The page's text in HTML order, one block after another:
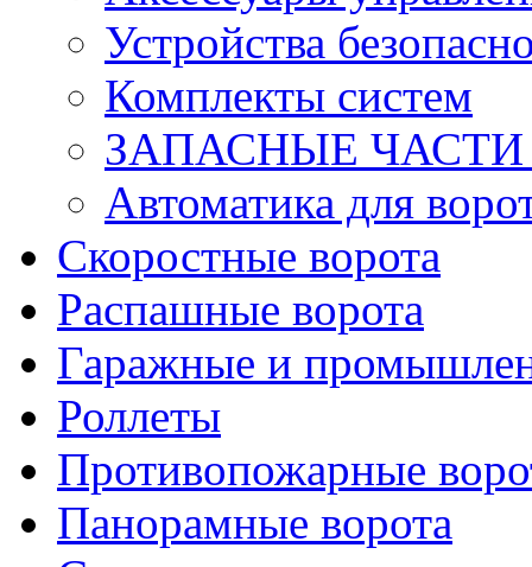
Устройства
Комплекты систем
ЗАПАСНЫЕ ЧАСТИ
Автоматика для
Скоростные ворота
Распашные ворота
Гаражные и
Роллеты
Противопожарные
Панорамные ворота